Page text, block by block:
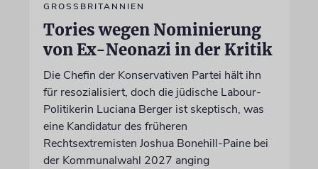
GROSSBRITANNIEN
Tories wegen Nominierung
von Ex-Neonazi in der Kritik
Die Chefin der Konservativen Partei hält ihn
für resozialisiert, doch die jüdische Labour-
Politikerin Luciana Berger ist skeptisch, was
eine Kandidatur des früheren
Rechtsextremisten Joshua Bonehill-Paine bei
der Kommunalwahl 2027 anging